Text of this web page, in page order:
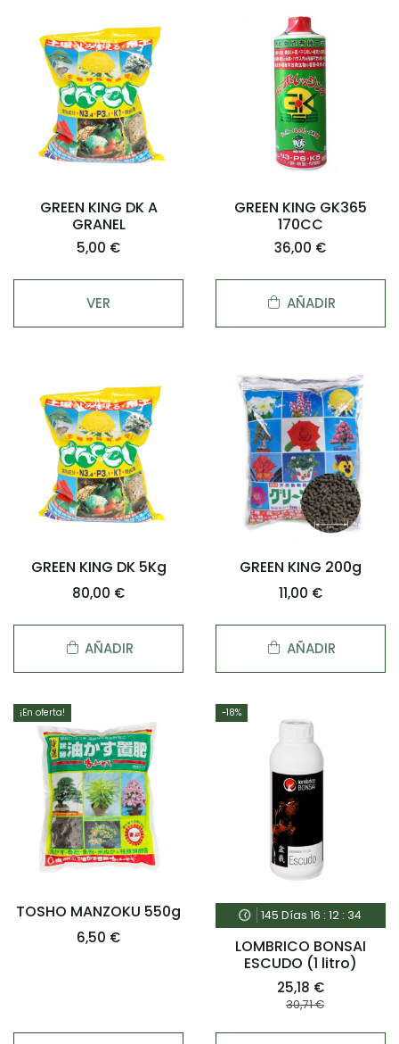
GREEN KING DK A
GRANEL
5,00 €
VER
GREEN KING GK365
170CC
36,00 €
AÑADIR
GREEN KING DK 5Kg
80,00 €
AÑADIR
GREEN KING 200g
11,00 €
AÑADIR
¡En oferta!
TOSHO MANZOKU 550g
6,50 €
-18%
145 Días 16 :12 : 33
LOMBRICO BONSAI
ESCUDO (1 litro)
25,18 €
30,71 €